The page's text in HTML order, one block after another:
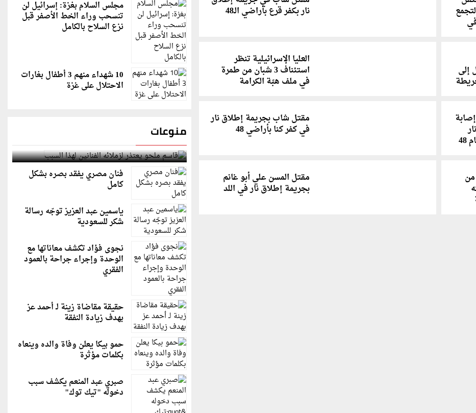
نار بكفر قرع بأراضي الـ48
إلى
العليا الإسرائيلية تنظر
استئناف 3 شبان من طمرة
في ملف هبّة الكرامة
مقتل شاب بجريمة إطلاق نار
في كفر كنا بأراضي 48
مقتل المسن علي أبو غانم
بجريمة إطلاق نار في اللد
مجلس السلام بغزة: إسرائيل لن
تنسحب وراء الخط الأصفر قبل
نزع السلاح بالكامل
10 شهداء منهم 3 أطفال بغارات
الاحتلال على غزة
منوعات
قاسم ملحو يعتذر لزملائه الفنانين لهذا السبب
فنان مصري يفقد بصره بشكل
كامل
ياسمين عبد العزيز توجّه رسالة
شكر للسعودية
نجوى فؤاد تكشف معاناتها مع
الوحدة وإجراء جراحة بالعمود
الفقري
حقيقة مقاضاة زينة لـ أحمد عز
بهدف زيادة النفقة
حمو بيكا يعلن وفاة والده وينعاه
بكلمات مؤثرة
صبري عبد المنعم يكشف سبب
دخوله "تيك توك"